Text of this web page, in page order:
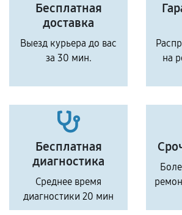
Бесплатная
доставка
Выезд курьера до вас
за 30 мин.
на
Бесплатная
диагностика
Среднее время
диагностики 20 мин